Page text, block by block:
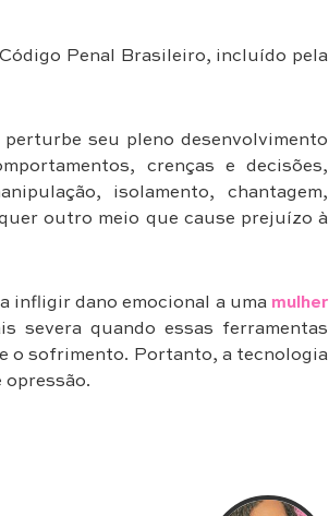
Penal Brasileiro, incluído pela
seu pleno desenvolvimento
crenças e decisões,
isolamento, chantagem,
outro meio que cause prejuízo à
infligir dano emocional a uma mulher
severa quando essas ferramentas
o sofrimento. Portanto, a tecnologia